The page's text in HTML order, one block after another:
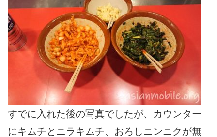
すでに入れた後の写真でしたが、カウンター
にキムチとニラキムチ、おろしニンニクが無